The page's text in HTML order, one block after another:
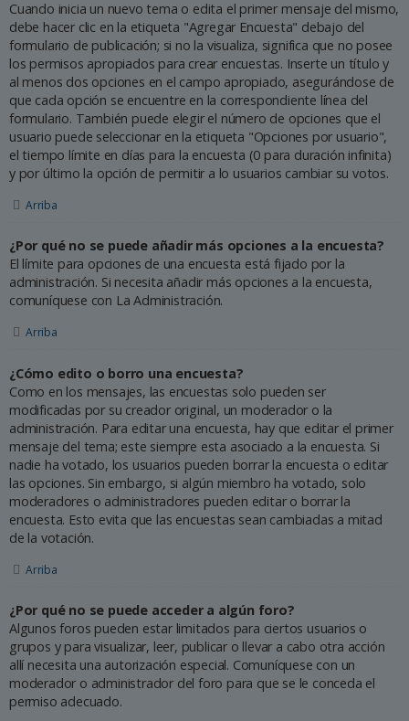
Cuando inicia un nuevo tema o edita el primer mensaje del mismo,
debe hacer clic en la etiqueta "Agregar Encuesta" debajo del
formulario de publicación; si no la visualiza, significa que no posee
los permisos apropiados para crear encuestas. Inserte un título y
al menos dos opciones en el campo apropiado, asegurándose de
que cada opción se encuentre en la correspondiente línea del
formulario. También puede elegir el número de opciones que el
usuario puede seleccionar en la etiqueta "Opciones por usuario",
el tiempo límite en días para la encuesta (0 para duración infinita)
y por último la opción de permitir a lo usuarios cambiar su votos.
Arriba
¿Por qué no se puede añadir más opciones a la encuesta?
El límite para opciones de una encuesta está fijado por la
administración. Si necesita añadir más opciones a la encuesta,
comuníquese con La Administración.
Arriba
¿Cómo edito o borro una encuesta?
Como en los mensajes, las encuestas solo pueden ser
modificadas por su creador original, un moderador o la
administración. Para editar una encuesta, hay que editar el primer
mensaje del tema; este siempre esta asociado a la encuesta. Si
nadie ha votado, los usuarios pueden borrar la encuesta o editar
las opciones. Sin embargo, si algún miembro ha votado, solo
moderadores o administradores pueden editar o borrar la
encuesta. Esto evita que las encuestas sean cambiadas a mitad
de la votación.
Arriba
¿Por qué no se puede acceder a algún foro?
Algunos foros pueden estar limitados para ciertos usuarios o
grupos y para visualizar, leer, publicar o llevar a cabo otra acción
allí necesita una autorización especial. Comuníquese con un
moderador o administrador del foro para que se le conceda el
permiso adecuado.